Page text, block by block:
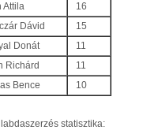
Attila
16
Dávid
15
Donát
11
Richárd
11
Bence 10
statisztika: